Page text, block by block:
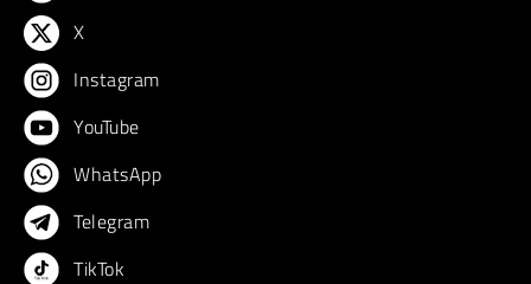
X
Instagram
YouTube
WhatsApp
Telegram
TikTok